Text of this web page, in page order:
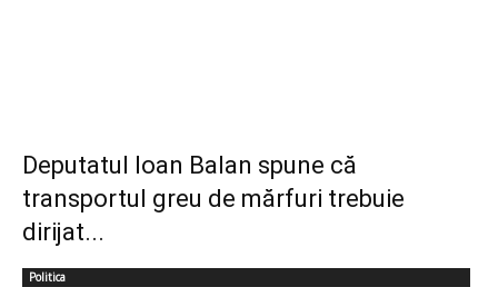
Deputatul Ioan Balan spune că
transportul greu de mărfuri trebuie
dirijat...
Politica